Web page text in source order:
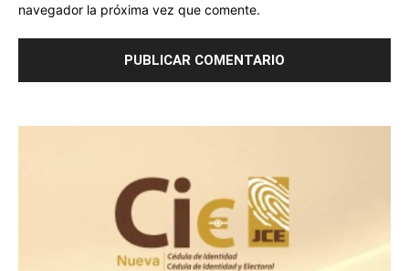
navegador la próxima vez que comente.